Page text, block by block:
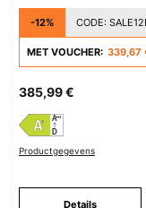
-12% CODE:
MET VOUCHER: 339,67
385,99 €
Productgegevens
Details